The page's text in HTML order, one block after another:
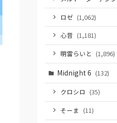
ロゼ (1,062)
心音 (1,181)
明雷らいと (1,896)
Midnight 6 (132)
クロシロ (35)
そーま (11)